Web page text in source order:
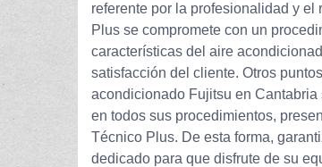
referente por la profesionalidad y
Plus se compromete con un
características del aire
satisfacción del cliente. Otros
acondicionado Fujitsu en
en todos sus procedimientos,
Técnico Plus. De esta forma,
dedicado para que disfrute de su